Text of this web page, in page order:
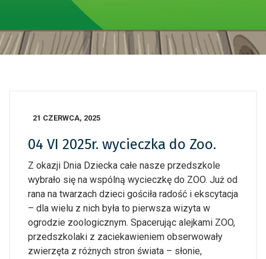
21 CZERWCA, 2025
04 VI 2025r. wycieczka do Zoo.
Z okazji Dnia Dziecka całe nasze przedszkole
wybrało się na wspólną wycieczkę do ZOO. Już od
rana na twarzach dzieci gościła radość i ekscytacja
– dla wielu z nich była to pierwsza wizyta w
ogrodzie zoologicznym. Spacerując alejkami ZOO,
przedszkolaki z zaciekawieniem obserwowały
zwierzęta z różnych stron świata – słonie,